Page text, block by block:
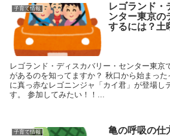
子育て情報
レゴランド・
ンター東京の
するには？土
レゴランド・ディスカバリー・センター東京
があるのを知ってますか？ 秋口から始まっ
に真っ赤なレゴニンジャ「カイ君」が登場し
す。 参加してみたい！！...
子育て情報 亀の呼吸の仕